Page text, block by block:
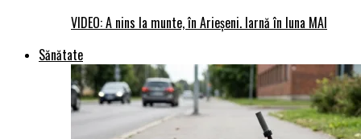
VIDEO: A nins la munte, în Arieșeni. Iarnă în luna MAI
Sănătate